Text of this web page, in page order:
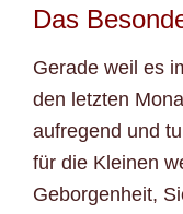
Das
Gerade weil es
den letzten
aufregend und
für die Kleinen
Geborgenheit,